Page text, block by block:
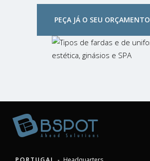
PEÇA JÁ O SEU ORÇAMENTO